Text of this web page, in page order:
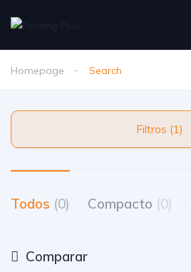
Homepage Search
Filtros (1)
Todos (0) Compacto (0)
Comparar